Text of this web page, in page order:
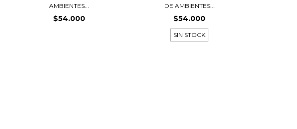
AMBIENTES...
$54.000
DE AMBIENTES...
$54.000
SIN STOCK